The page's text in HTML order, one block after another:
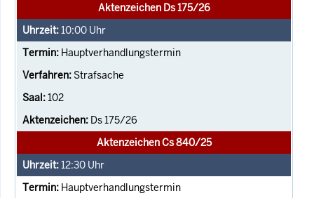
Aktenzeichen Ds 175/26
10:00 Uhr
Hauptverhandlungstermin
Strafsache
102
Ds 175/26
Aktenzeichen Cs 840/25
12:30 Uhr
Hauptverhandlungstermin